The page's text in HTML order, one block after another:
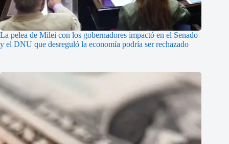
La pelea de Milei con los gobernadores impactó en el Senado
y el DNU que desreguló la economía podría ser rechazado